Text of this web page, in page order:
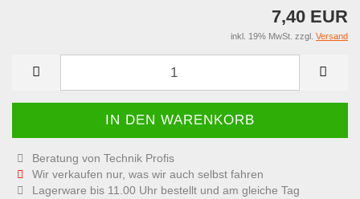
7,40 EUR
inkl. 19% MwSt. zzgl. Versand
Beratung von Technik Profis
Wir verkaufen nur, was wir auch selbst fahren
Lagerware bis 11.00 Uhr bestellt und am gleiche Tag